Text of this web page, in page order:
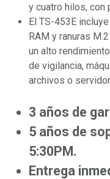
y cuatro hilos, con
El TS-453E
RAM y ranuras
un alto
de vigilancia,
archivos o
3 años de
5 años de
5:30PM.
Entrega